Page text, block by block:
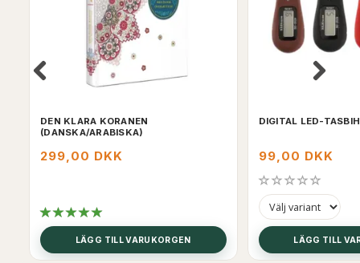
DEN KLARA KORANEN
(DANSKA/ARABISKA)
299,00 DKK
LÄGG TILL VARUKORGEN
DIGITAL LED-
99,00 DKK
LÄGG TILL